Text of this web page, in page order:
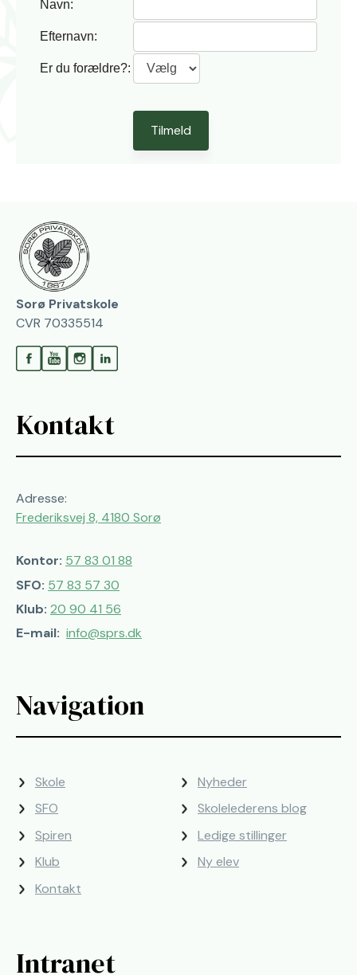
Navn:
Efternavn:
Er du forældre?:
Sorø Privatskole
CVR 70335514
Kontakt
Adresse:
Frederiksvej 8, 4180 Sorø
Kontor: 57 83 01 88
SFO: 57 83 57 30
Klub: 20 90 41 56
E-mail: info@sprs.dk
Navigation
Skole
Nyheder
SFO
Skolelederens blog
Spiren
Ledige stillinger
Klub
Ny elev
Kontakt
Intranet